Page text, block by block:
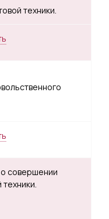
техники.
совершении